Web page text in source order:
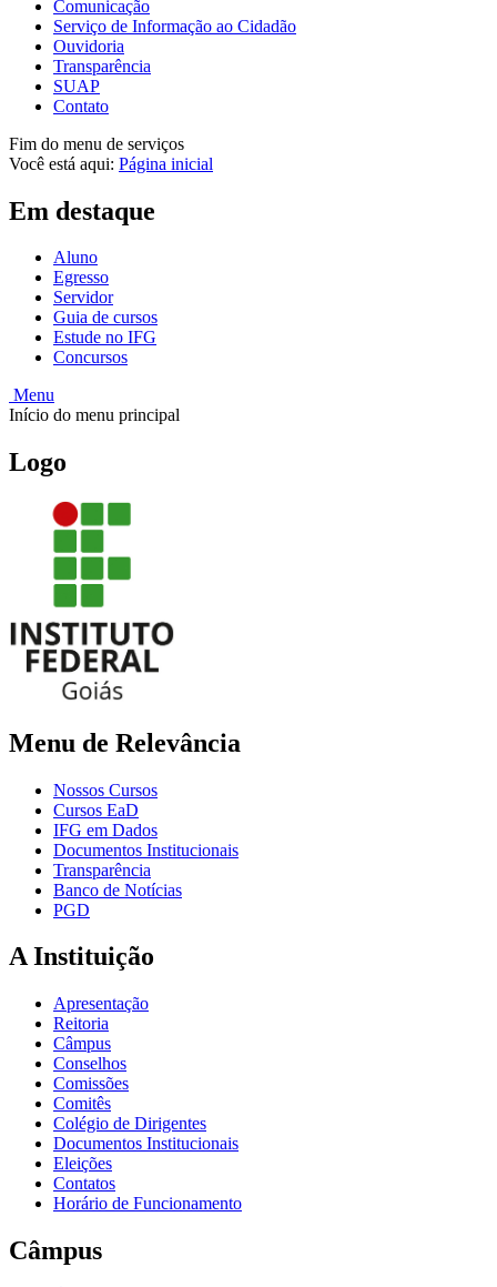
Comunicação
Serviço de Informação ao Cidadão
Ouvidoria
Transparência
SUAP
Contato
Fim do menu de serviços
Você está aqui: Página inicial
Em destaque
Aluno
Egresso
Servidor
Guia de cursos
Estude no IFG
Concursos
Menu
Início do menu principal
Logo
Menu de Relevância
Nossos Cursos
Cursos EaD
IFG em Dados
Documentos Institucionais
Transparência
Banco de Notícias
PGD
A Instituição
Apresentação
Reitoria
Câmpus
Conselhos
Comissões
Comitês
Colégio de Dirigentes
Documentos Institucionais
Eleições
Contatos
Horário de Funcionamento
Câmpus